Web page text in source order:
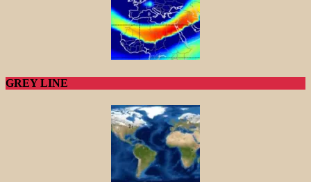
GREY LINE